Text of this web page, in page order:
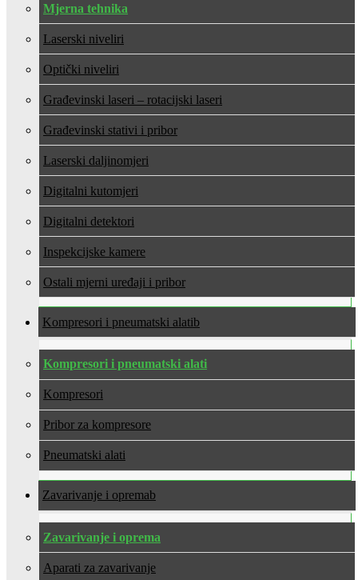
Mjerna tehnika
Laserski niveliri
Optički niveliri
Građevinski laseri – rotacijski laseri
Građevinski stativi i pribor
Laserski daljinomjeri
Digitalni kutomjeri
Digitalni detektori
Inspekcijske kamere
Ostali mjerni uređaji i pribor
Kompresori i pneumatski alati
Kompresori i pneumatski alati
Kompresori
Pribor za kompresore
Pneumatski alati
Zavarivanje i oprema
Zavarivanje i oprema
Aparati za zavarivanje